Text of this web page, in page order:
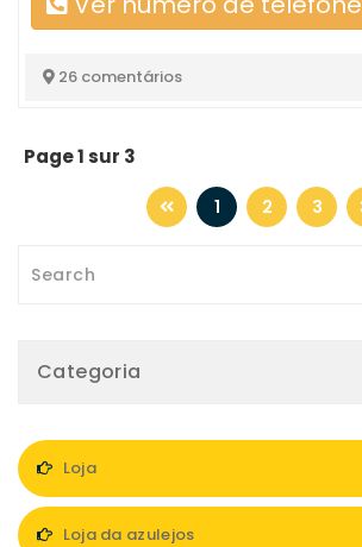
26 comentários
Page 1 sur 3
1 2 3
Categoria
Loja
Loja da azulejos